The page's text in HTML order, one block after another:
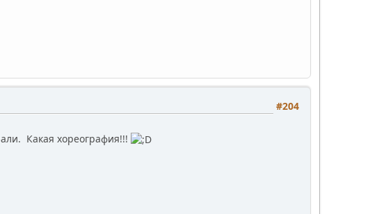
#204
Какая хореография!!!